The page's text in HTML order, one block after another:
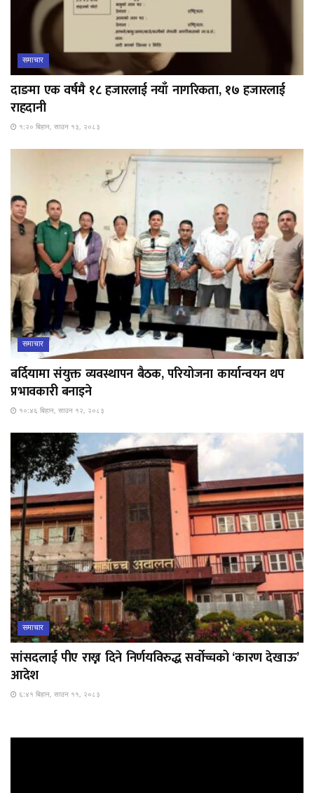
समाचार
दाङमा एक वर्षमै १८ हजारलाई नयाँ नागरिकता, १७ हजारलाई
राहदानी
१:२० बिहान, साउन १३, २०८३
समाचार
बर्दियामा संयुक्त व्यवस्थापन बैठक, परियोजना कार्यान्वयन थप
प्रभावकारी बनाइने
१०:४६ बिहान, साउन १२, २०८३
समाचार
सांसदलाई पीए राख्न दिने निर्णयविरुद्ध सर्वोच्चको ‘कारण देखाऊ’
आदेश
६:४१ बिहान, साउन ११, २०८३